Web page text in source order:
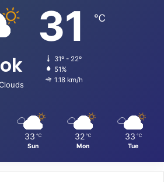
31 ℃
31º - 22º
51%
1.18 km/h
33 ℃
Sun
32 ℃
Mon
33 ℃
Tue